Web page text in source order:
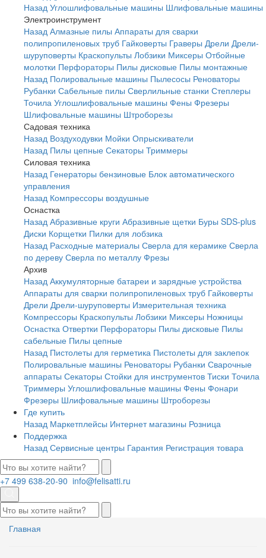
Назад Углошлифовальные машины Шлифовальные машины
Электроинструмент
Назад Алмазные пилы Аппараты для сварки
полипропиленовых труб Гайковерты Граверы Дрели Дрели-
шуруповерты Краскопульты Лобзики Миксеры Отбойные
молотки Перфораторы Пилы дисковые Пилы монтажные
Назад Полировальные машины Пылесосы Реноваторы
Рубанки Сабельные пилы Сверлильные станки Степлеры
Точила Углошлифовальные машины Фены Фрезеры
Шлифовальные машины Штроборезы
Садовая техника
Назад Воздуходувки Мойки Опрыскиватели
Назад Пилы цепные Секаторы Триммеры
Силовая техника
Назад Генераторы бензиновые Блок автоматического
управления
Назад Компрессоры воздушные
Оснастка
Назад Абразивные круги Абразивные щетки Буры SDS-plus
Диски Корщетки Пилки для лобзика
Назад Расходные материалы Сверла для керамике Сверла
по дереву Сверла по металлу Фрезы
Архив
Назад Аккумуляторные батареи и зарядные устройства
Аппараты для сварки полипропиленовых труб Гайковерты
Дрели Дрели-шуруповерты Измерительная техника
Компрессоры Краскопульты Лобзики Миксеры Ножницы
Оснастка Отвертки Перфораторы Пилы дисковые Пилы
сабельные Пилы цепные
Назад Пистолеты для герметика Пистолеты для заклепок
Полировальные машины Реноваторы Рубанки Сварочные
аппараты Секаторы Стойки для инструментов Тиски Точила
Триммеры Углошлифовальные машины Фены Фонари
Фрезеры Шлифовальные машины Штроборезы
Где купить
Назад Маркетплейсы Интернет магазины Розница
Поддержка
Назад Сервисные центры Гарантия Регистрация товара
+7 499 638-20-90 info@felisatti.ru
Главная